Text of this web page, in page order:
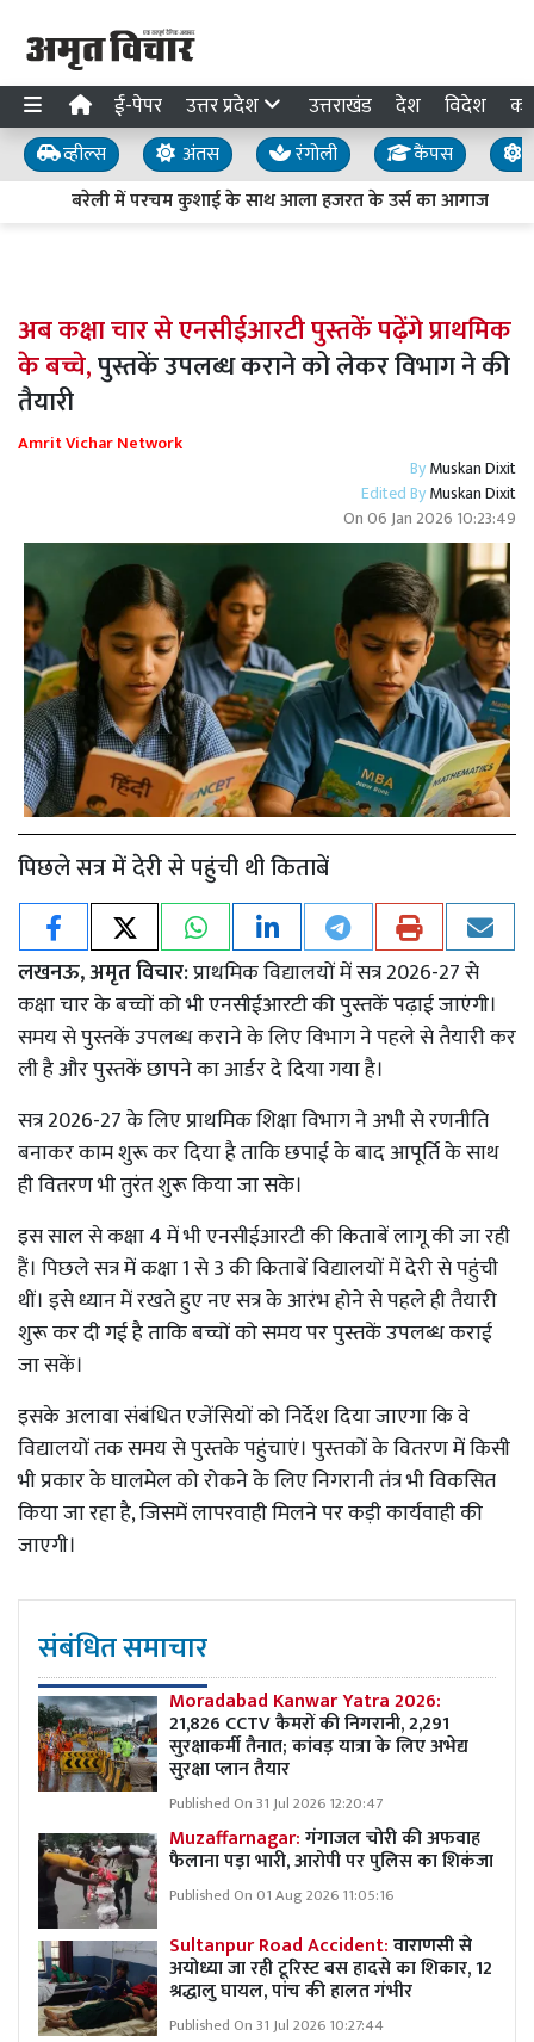
ई-पेपर उत्तर प्रदेश उत्तराखंड देश विदेश
व्हील्स अंतस रंगोली कैंपस
बरेली में परचम कुशाई के साथ आला हजरत के उर्स का आगाज
अब कक्षा चार से एनसीईआरटी पुस्तकें पढ़ेंगे प्राथमिक
के बच्चे,पुस्तकें उपलब्ध कराने को लेकर विभाग ने की
तैयारी
Amrit Vichar Network
ByMuskan Dixit
Edited ByMuskan Dixit
On06 Jan 2026 10:23:49
पिछले सत्र में देरी से पहुंची थी किताबें
लखनऊ, अमृत विचार:प्राथमिक विद्यालयों में सत्र 2026-27 से
कक्षा चार के बच्चों को भी एनसीईआरटी की पुस्तकें पढ़ाई जाएंगी।
समय से पुस्तकें उपलब्ध कराने के लिए विभाग ने पहले से तैयारी कर
ली है और पुस्तकें छापने का आर्डर दे दिया गया है।
सत्र 2026-27 के लिए प्राथमिक शिक्षा विभाग ने अभी से रणनीति
बनाकर काम शुरू कर दिया है ताकि छपाई के बाद आपूर्ति के साथ
ही वितरण भी तुरंत शुरू किया जा सके।
इस साल से कक्षा 4 में भी एनसीईआरटी की किताबें लागू की जा रही
हैं। पिछले सत्र में कक्षा 1 से 3 की किताबें विद्यालयों में देरी से पहुंची
थीं। इसे ध्यान में रखते हुए नए सत्र के आरंभ होने से पहले ही तैयारी
शुरू कर दी गई है ताकि बच्चों को समय पर पुस्तकें उपलब्ध कराई
जा सकें।
इसके अलावा संबंधित एजेंसियों को निर्देश दिया जाएगा कि वे
विद्यालयों तक समय से पुस्तके पहुंचाएं। पुस्तकों के वितरण में किसी
भी प्रकार के घालमेल को रोकने के लिए निगरानी तंत्र भी विकसित
किया जा रहा है, जिसमें लापरवाही मिलने पर कड़ी कार्यवाही की
जाएगी।
संबंधित समाचार
Moradabad Kanwar Yatra 2026:
21,826 CCTV कैमरों की निगरानी, 2,291
सुरक्षाकर्मी तैनात; कांवड़ यात्रा के लिए अभेद्य
सुरक्षा प्लान तैयार
Published On 31 Jul 2026 12:20:47
Muzaffarnagar:गंगाजल चोरी की अफवाह
फैलाना पड़ा भारी, आरोपी पर पुलिस का शिकंजा
Published On 01 Aug 2026 11:05:16
Sultanpur Road Accident:वाराणसी से
अयोध्या जा रही टूरिस्ट बस हादसे का शिकार, 12
श्रद्धालु घायल, पांच की हालत गंभीर
Published On 31 Jul 2026 10:27:44